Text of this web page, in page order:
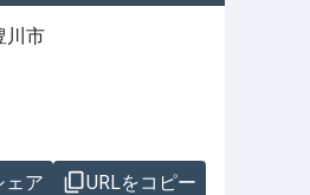
川市
ェア URLをコピー